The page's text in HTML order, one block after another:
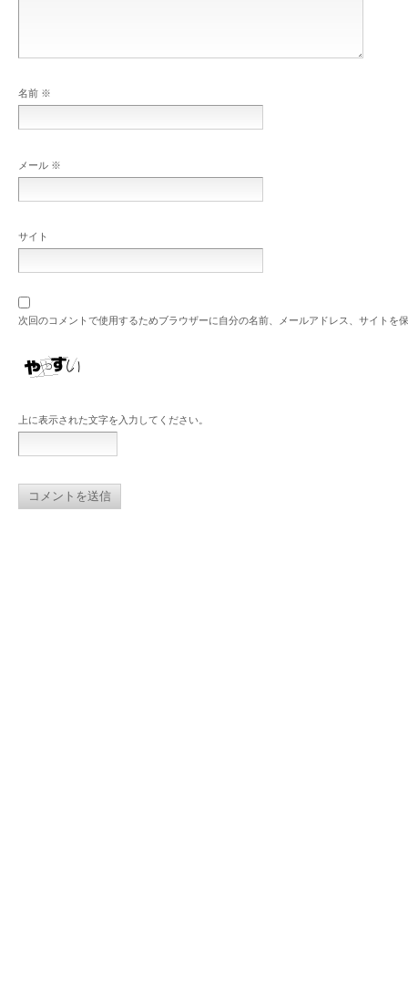
名前 ※
メール ※
サイト
次回のコメントで使用するためブラウザーに自分の名前、メールアドレス、サイトを
上に表示された文字を入力してください。